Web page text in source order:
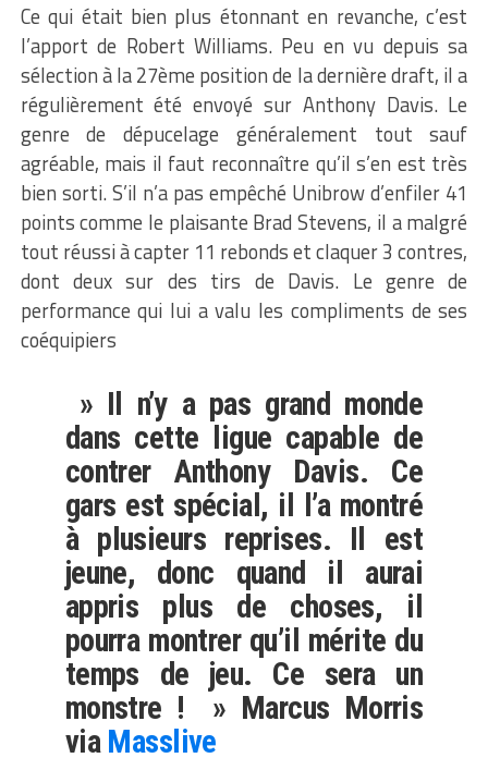
Ce qui était bien plus étonnant en revanche, c’est
l’apport de Robert Williams. Peu en vu depuis sa
sélection à la 27ème position de la dernière draft, il a
régulièrement été envoyé sur Anthony Davis. Le
genre de dépucelage généralement tout sauf
agréable, mais il faut reconnaître qu’il s’en est très
bien sorti. S’il n’a pas empêché Unibrow d’enfiler 41
points comme le plaisante Brad Stevens, il a malgré
tout réussi à capter 11 rebonds et claquer 3 contres,
dont deux sur des tirs de Davis. Le genre de
performance qui lui a valu les compliments de ses
coéquipiers
» Il n’y a pas grand monde
dans cette ligue capable de
contrer Anthony Davis. Ce
gars est spécial, il l’a montré
à plusieurs reprises. Il est
jeune, donc quand il aurai
appris plus de choses, il
pourra montrer qu’il mérite du
temps de jeu. Ce sera un
monstre ! » Marcus Morris
viaMasslive